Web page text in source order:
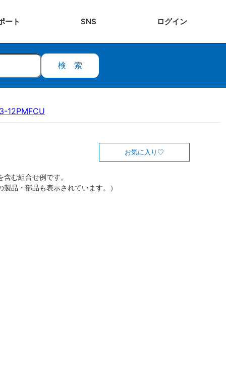
ート SNS ログイン
検索
12PMFCU
お気に入り
む組合せ例です。
製品・部品も表示されています。）